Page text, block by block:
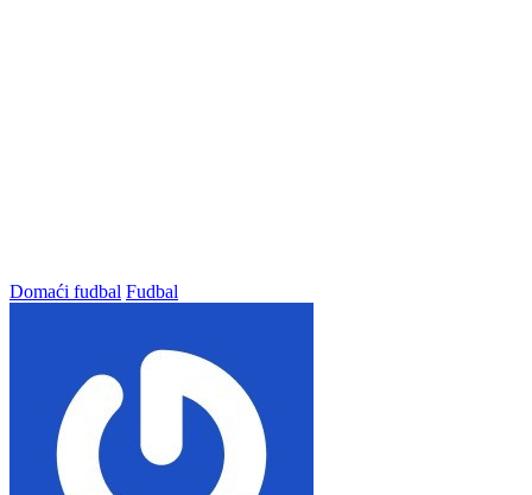
Domaći fudbal Fudbal